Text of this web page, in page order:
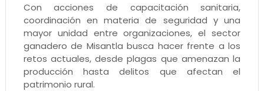
Con acciones de capacitación sanitaria,
coordinación en materia de seguridad y una
mayor unidad entre organizaciones, el sector
ganadero de Misantla busca hacer frente a los
retos actuales, desde plagas que amenazan la
producción hasta delitos que afectan el
patrimonio rural.